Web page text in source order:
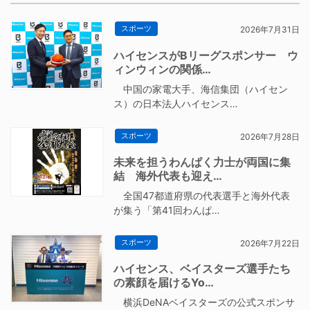
スポーツ 2026年7月31日
ハイセンスがBリーグスポンサー ウ
ィンウィンの関係…
中国の家電大手、海信集団（ハイセン
ス）の日本法人ハイセンス…
スポーツ 2026年7月28日
未来を担うわんぱく力士が両国に集
結 海外代表も迎え…
全国47都道府県の代表選手と海外代表
が集う「第41回わんぱ…
スポーツ 2026年7月22日
ハイセンス、ベイスターズ選手たち
の素顔を届けるYo…
横浜DeNAベイスターズの公式スポンサ